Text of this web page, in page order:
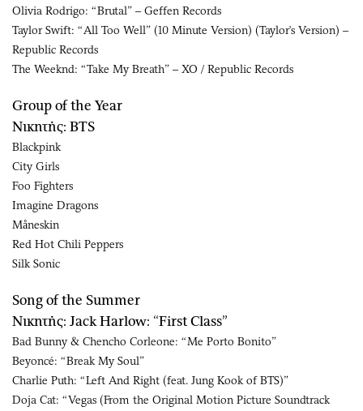
Olivia Rodrigo: “Brutal” – Geffen Records
Taylor Swift: “All Too Well” (10 Minute Version) (Taylor's Version) –
Republic Records
The Weeknd: “Take My Breath” – XO / Republic Records
Group of the Year
Νικητής: BTS
Blackpink
City Girls
Foo Fighters
Imagine Dragons
Måneskin
Red Hot Chili Peppers
Silk Sonic
Song of the Summer
Νικητής: Jack Harlow: “First Class”
Bad Bunny & Chencho Corleone: “Me Porto Bonito”
Beyoncé: “Break My Soul”
Charlie Puth: “Left And Right (feat. Jung Kook of BTS)”
Doja Cat: “Vegas (From the Original Motion Picture Soundtrack